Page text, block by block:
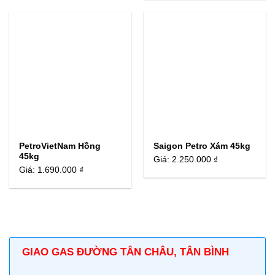
PetroVietNam Hồng
45kg
Giá: 1.690.000 ₫
Saigon Petro Xám 45kg
Giá: 2.250.000 ₫
GIAO GAS ĐƯỜNG TÂN CHÂU, TÂN BÌNH